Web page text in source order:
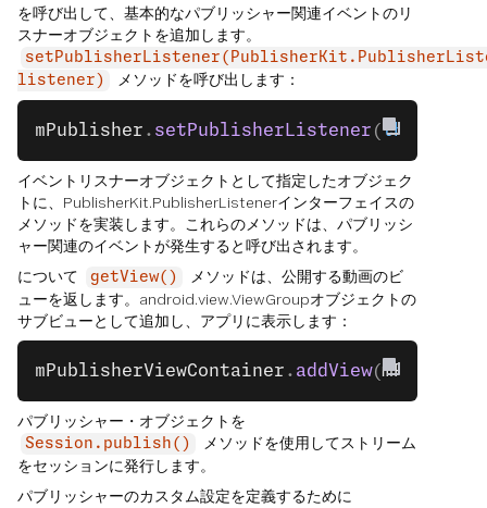
を呼び出して、基本的なパブリッシャー関連イベントのリ
スナーオブジェクトを追加します。
listener)
メソッドを呼び出します：
mPublisher . setPublisherListener (this
イベントリスナーオブジェクトとして指定したオブジェク
トに、PublisherKit.PublisherListenerインターフェイスの
メソッドを実装します。これらのメソッドは、パブリッシ
ャー関連のイベントが発生すると呼び出されます。
について
getView()
メソッドは、公開する動画のビ
ューを返します。android.view.ViewGroupオブジェクトの
サブビューとして追加し、アプリに表示します：
mPublisherViewContainer . addView(
パブリッシャー・オブジェクトを
Session.publish()
メソッドを使用してストリーム
をセッションに発行します。
パブリッシャーのカスタム設定を定義するために